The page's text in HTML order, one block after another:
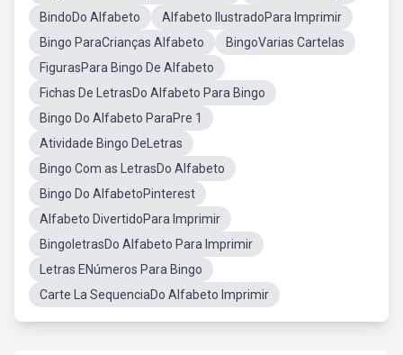
BindoDo Alfabeto
Alfabeto IlustradoPara Imprimir
Bingo ParaCrianças Alfabeto
BingoVarias Cartelas
FigurasPara Bingo De Alfabeto
Fichas De LetrasDo Alfabeto Para Bingo
Bingo Do Alfabeto ParaPre 1
Atividade Bingo DeLetras
Bingo Com as LetrasDo Alfabeto
Bingo Do AlfabetoPinterest
Alfabeto DivertidoPara Imprimir
BingoletrasDo Alfabeto Para Imprimir
Letras ENúmeros Para Bingo
Carte La SequenciaDo Alfabeto Imprimir